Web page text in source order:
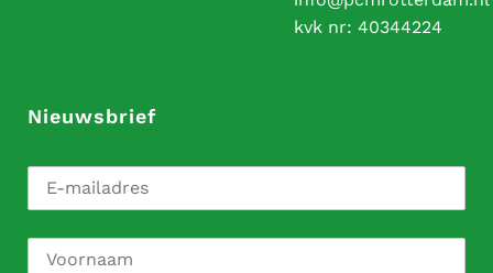
kvk nr: 40344224
Nieuwsbrief